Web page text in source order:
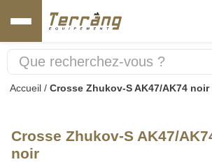
Accueil / Crosse Zhukov-S AK47/AK74 noir
Crosse Zhukov-S AK47/
noir